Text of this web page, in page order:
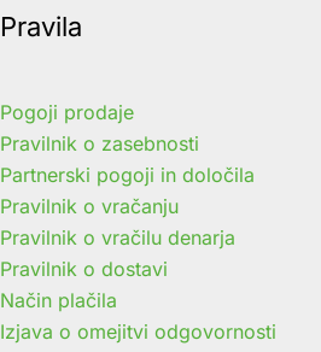
Pravila
Pogoji prodaje
Pravilnik o zasebnosti
Partnerski pogoji in določila
Pravilnik o vračanju
Pravilnik o vračilu denarja
Pravilnik o dostavi
Način plačila
Izjava o omejitvi odgovornosti